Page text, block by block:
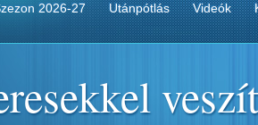
2026-27 Utánpótlás Videók